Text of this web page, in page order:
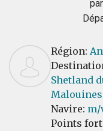
Région:
Shetland
Navire: m/
Points